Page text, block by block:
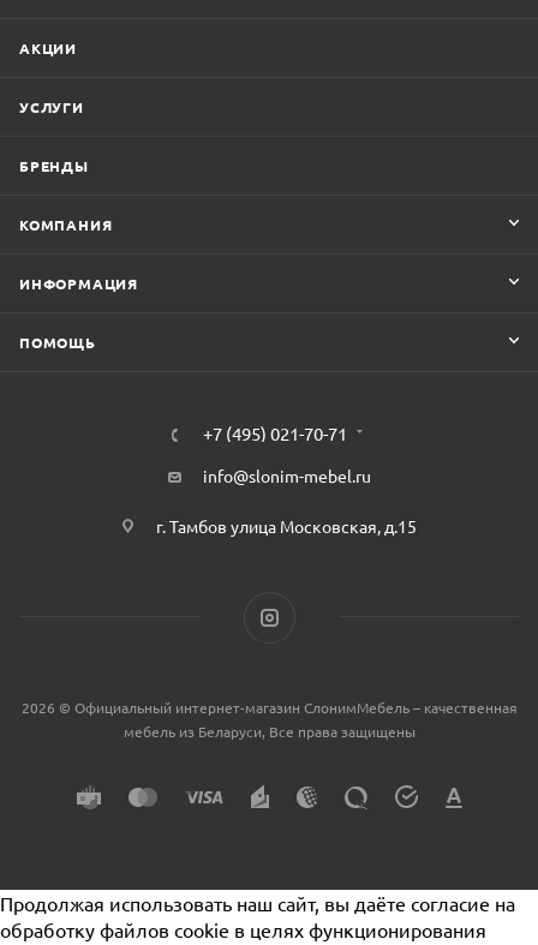
АКЦИИ
УСЛУГИ
БРЕНДЫ
КОМПАНИЯ
ИНФОРМАЦИЯ
ПОМОЩЬ
+7 (495) 021-70-71
info@slonim-mebel.ru
г. Тамбов улица Московская, д.15
2026 © Официальный интернет-магазин СлонимМебель – качественная
мебель из Беларуси, Все права защищены
Продолжая использовать наш сайт, вы даёте согласие на
обработку файлов cookie в целях функционирования